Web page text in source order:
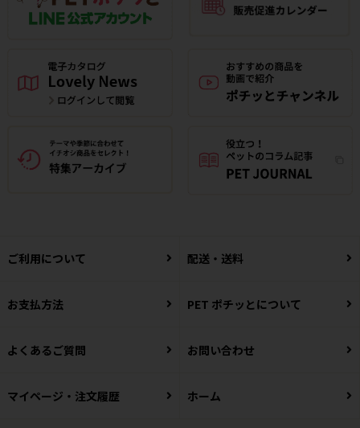
ご利用について 配送・送料
お支払方法 PET ポチッとについて
よくあるご質問 お問い合わせ
マイページ・注文履歴 ホーム